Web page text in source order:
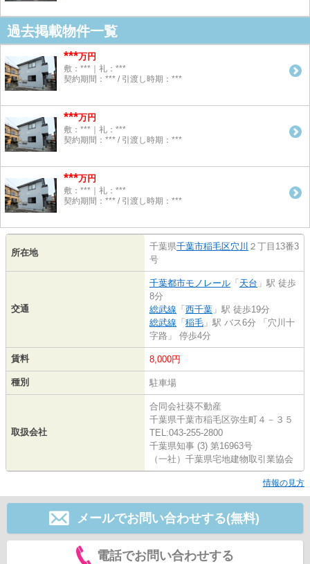
過去掲載物件一覧
***万円
敷：***｜礼：***
契約期間：*** / 引渡し時期：***
***万円
敷：***｜礼：***
契約期間：*** / 引渡し時期：***
***万円
敷：***｜礼：***
契約期間：*** / 引渡し時期：***
所在地
千葉県千葉市稲毛区穴川 ２丁目13番3
号
交通
千葉都市モノレール 「 天台 」駅 徒歩
8分
総武線 「 西千葉 」駅 徒歩19分
総武線 「 稲毛 」駅 バス6分 「穴川十
字路」 停歩4分
賃料 8,000円
種別 駐車場
取扱会社
合同会社葵不動産
千葉県千葉市稲毛区弥生町４－３５
TEL:043-255-2800
千葉県知事 (3) 第16963号
（一社）千葉県宅地建物取引業協会
情報の見方
メールでお問い合わせする(無料)
電話でお問い合わせする